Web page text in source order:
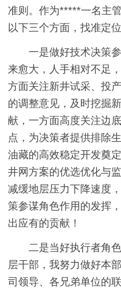
准则。作为*****一名主
以下三个方面，找准定
一是做好技术决策
来愈大，人手相对不足
方面关注新井试采、投
的调整意见，及时挖掘
献，一方面高度关注边
点，为决策者提供排除
油藏的高效稳定开发奠
井网方案的优选优化与
减缓地层压力下降速度
策参谋角色作用的发挥
出应有的贡献！
二是当好执行者角
层干部，我努力做好本
司领导、各兄弟单位的